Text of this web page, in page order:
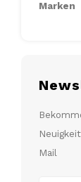
Marken
Mail